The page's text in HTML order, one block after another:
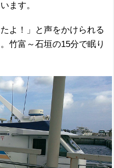
ます。
よ！」と声をかけられる
竹富～石垣の15分で眠り